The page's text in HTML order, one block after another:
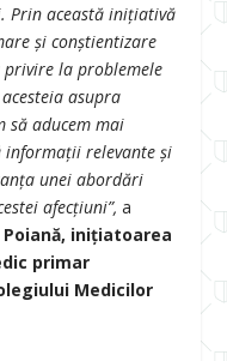
Prin această inițiativă
și conștientizare
la problemele
asupra
să aducem mai
informații relevante și
unei abordări
afecțiuni”, a
inițiatoarea
primar
Medicilor